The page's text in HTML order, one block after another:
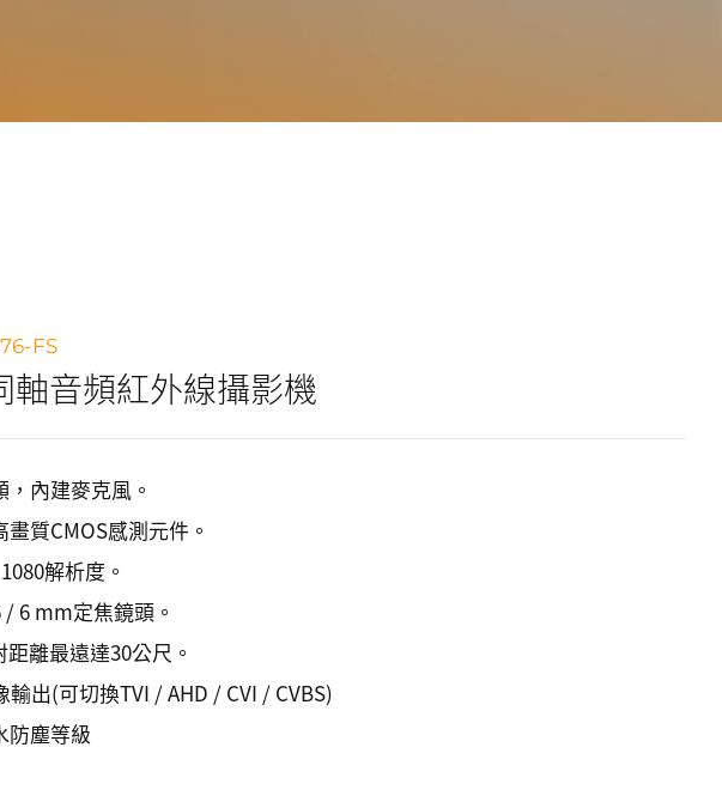
FS
軸音頻紅外線攝影機
，內建麥克風。
畫質CMOS感測元件。
解析度。
/ 6 mm定焦鏡頭。
距離最遠達30公尺。
輸出(可切換TVI / AHD / CVI / CVBS)
防塵等級